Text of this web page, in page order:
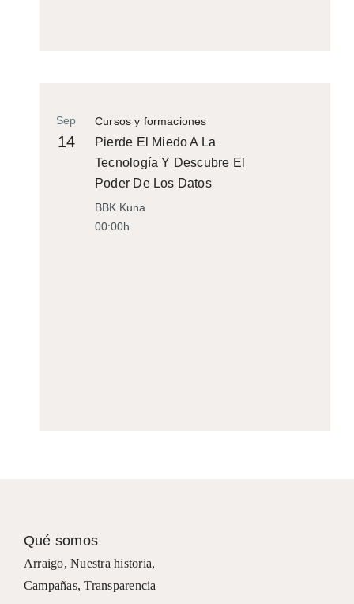
Cursos y formaciones
Sep
14
Pierde El Miedo A La
Tecnología Y Descubre El
Poder De Los Datos
BBK Kuna
00:00h
Qué somos
Arraigo,Nuestra historia,
Campañas, Transparencia